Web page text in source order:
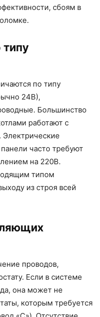
сбоям в
по типу
24В),
Большинство
работают с
Электрические
часто требуют
на 220В.
типом
из строя всей
проводов,
Если в системе
она может не
которым требуется